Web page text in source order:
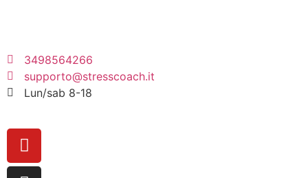
3498564266
supporto@stresscoach.it
Lun/sab 8-18